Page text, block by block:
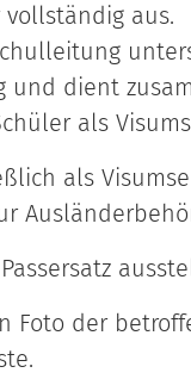
aus.
und dient
als
als
Foto der